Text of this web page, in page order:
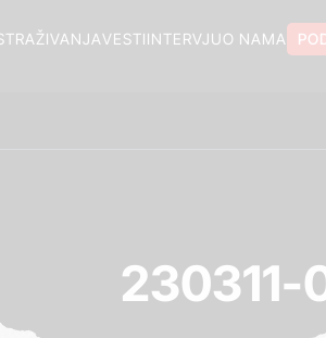
O NAMA
INTERVJU
VESTI
230311-